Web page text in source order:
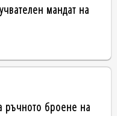
мандат на
ръчното броене на